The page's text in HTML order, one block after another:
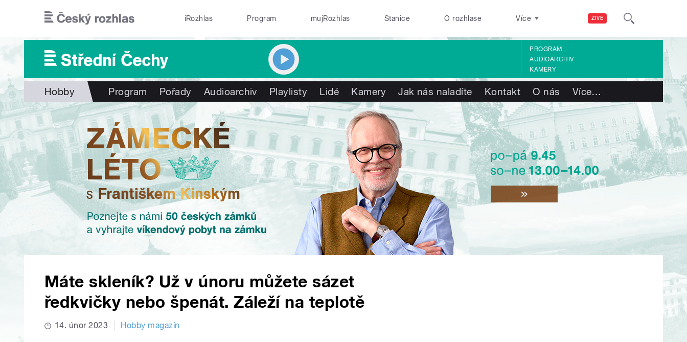
ŽIVĚ
iRozhlas Program mujRozhlas Stanice O rozhlase Více
PROGRAM
AUDIOARCHIV
KAMERY
Hobby Program Pořady Audioarchiv Playlisty Lidé Kamery Jak nás naladíte Kontakt O nás Více…
Máte skleník? Už v únoru můžete sázet
ředkvičky nebo špenát. Záleží na teplotě
14. únor 2023 Hobby magazín